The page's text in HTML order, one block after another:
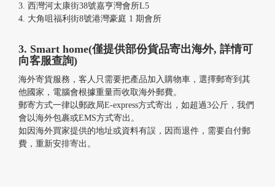
3. 西灣河太康街38號嘉亨灣會所L5
4. 大角咀福利街8號港灣豪庭 1 期會所
3. Smart home(僅提供部份貨品寄出海外, 詳情可
向客服查詢)
海外寄貨服務，客人只需要把產品加入購物車，選擇郵寄到其
他國家，電腦會根據重量而收取海外郵費。
郵寄方式一律以郵政局E-express方式寄出，如超過3公斤，我們
會以海外包裹或EMS方式寄出。
如因海外買家提供的地址或資料有誤，因而退件，需要自付郵
費，重新安排寄出。